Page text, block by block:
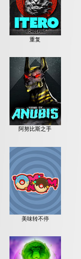
重复
阿努比斯之手
美味转不停